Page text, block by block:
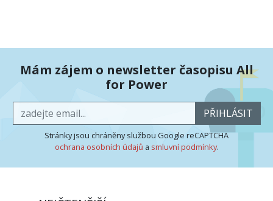
Mám zájem o newsletter časopisu All
for Power
PŘIHLÁSIT
Stránky jsou chráněny službou Google reCAPTCHA
ochrana osobních údajů a smluvní podmínky.